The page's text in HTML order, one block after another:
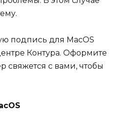
подпись для MacOS
Контура. Оформите
свяжется с вами, чтобы